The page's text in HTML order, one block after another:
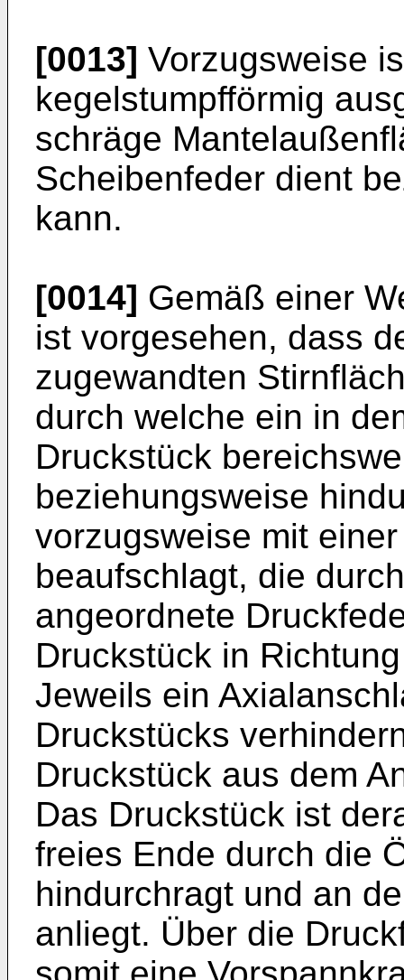
[0013] Vorzugsweise
kegelstumpfförmig
schräge
Scheibenfeder dient
kann.
[0014] Gemäß einer
ist vorgesehen, dass
zugewandten
durch welche ein in
Druckstück
beziehungsweise
vorzugsweise mit
beaufschlagt, die
angeordnete
Druckstück in
Jeweils ein
Druckstücks
Druckstück aus dem
Das Druckstück ist
freies Ende durch die
hindurchragt und an
anliegt. Über die